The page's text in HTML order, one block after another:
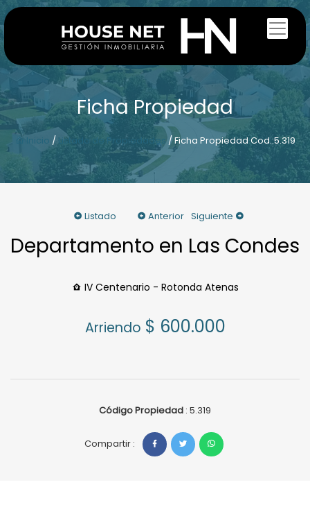
Ficha Propiedad
Inicio / Listado de Propiedades/ Ficha Propiedad Cod.:5.319
Listado Anterior Siguiente
Departamento en Las Condes
IV Centenario - Rotonda Atenas
Arriendo $ 600.000
Código Propiedad : 5.319
Compartir :